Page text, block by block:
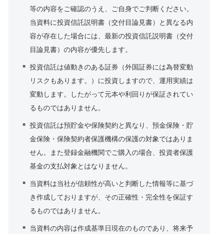
等の内容をご確認のうえ、ご自身でご判断ください。
当資料に投資信託説明書（交付目論見書）と異なる内
容が存在した場合には、最新の投資信託説明書（交付
目論見書）の内容が優先します。
投資信託は値動きのある証券（外国証券には為替変動
リスクもあります。）に投資しますので、運用実績は
変動します。したがって元本や利回りが保証されてい
るものではありません。
投資信託は預貯金や保険契約と異なり、預金保険・貯
金保険・保険契約者保護機構の保護の対象ではありま
せん。また登録金融機関でご購入の場合、投資者保護
基金の支払対象とはなりません。
当資料は当社が信頼性が高いと判断した情報等に基づ
き作成しておりますが、その正確性・完全性を保証す
るものではありません。
当資料の内容は作成基準日現在のものであり、将来予